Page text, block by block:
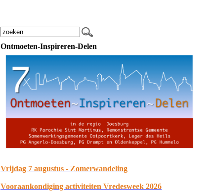
Ontmoeten-Inspireren-Delen
Vrijdag 7 augustus - Zomerwandeling
Vooraankondiging activiteiten Vredesweek 2026